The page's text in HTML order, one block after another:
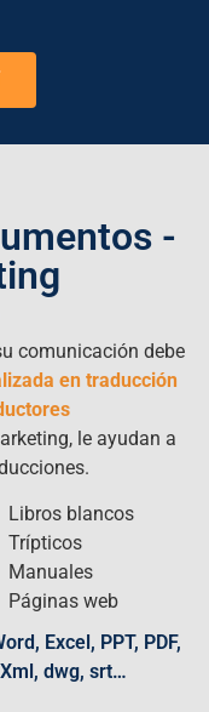
-
comunicación debe
en traducción
le ayudan a
Libros blancos
Trípticos
Manuales
Páginas web
Excel, PPT, PDF,
dwg, srt…